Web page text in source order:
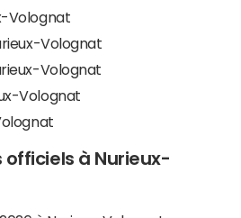
Volognat
Volognat
Volognat
Volognat
officiels à Nurieux-